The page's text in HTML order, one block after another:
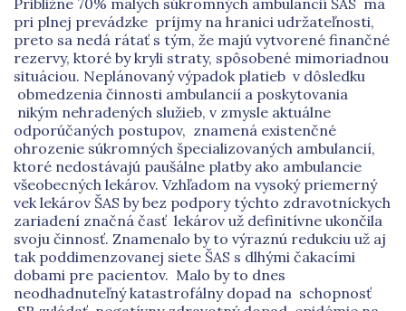
pri plnej prevádzke príjmy na hranici udržateľnosti,
preto sa nedá rátať s tým, že majú vytvorené finančné
rezervy, ktoré by kryli straty, spôsobené mimoriadnou
situáciou. Neplánovaný výpadok platieb v dôsledku
obmedzenia činnosti ambulancií a poskytovania
nikým nehradených služieb, v zmysle aktuálne
odporúčaných postupov, znamená existenčné
ohrozenie súkromných špecializovaných ambulancií,
ktoré nedostávajú paušálne platby ako ambulancie
všeobecných lekárov. Vzhľadom na vysoký priemerný
vek lekárov ŠAS by bez podpory týchto zdravotníckych
zariadení značná časť lekárov už definitívne ukončila
svoju činnosť. Znamenalo by to výraznú redukciu už aj
tak poddimenzovanej siete ŠAS s dlhými čakacími
dobami pre pacientov. Malo by to dnes
neodhadnuteľný katastrofálny dopad na schopnosť